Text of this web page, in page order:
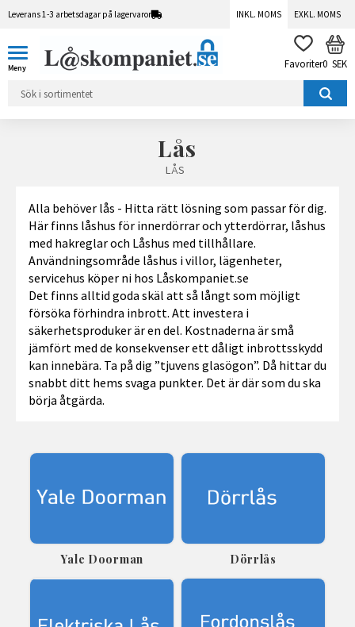
Leverans 1-3 arbetsdagar på lagervaror INKL. MOMS EXKL. MOMS
FAVORITER
0 SEK
Lås
LÅS
Alla behöver lås - Hitta rätt lösning som passar för dig.
Här finns låshus för innerdörrar och ytterdörrar, låshus
med hakreglar och Låshus med tillhållare.
Användningsområde låshus i villor, lägenheter,
servicehus köper ni hos Låskompaniet.se
Det finns alltid goda skäl att så långt som möjligt
försöka förhindra inbrott. Att investera i
säkerhetsproduker är en del. Kostnaderna är små
jämfört med de konsekvenser ett dåligt inbrottsskydd
kan innebära. Ta på dig ”tjuvens glasögon”. Då hittar du
snabbt ditt hems svaga punkter. Det är där som du ska
börja åtgärda.
Yale Doorman Dörrlås